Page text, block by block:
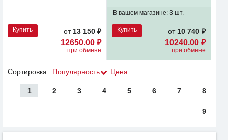
Купить от 13 150 ₽
12650.00 ₽
при обмене
В вашем магазине: 3 шт.
Купить от 10 740 ₽
10240.00 ₽
при обмене
Сортировка: Популярность Цена
1 2 3 4 5 6 7 8
9